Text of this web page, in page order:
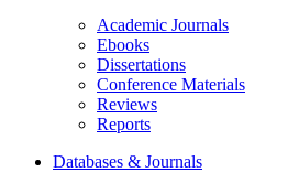
Academic Journals
Ebooks
Dissertations
Conference Materials
Reviews
Reports
Databases & Journals